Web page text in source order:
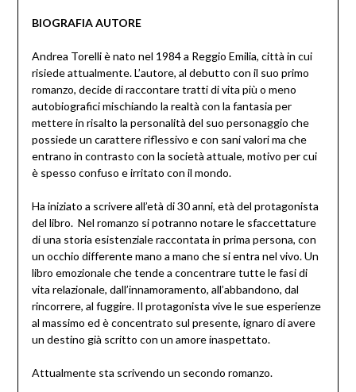
BIOGRAFIA AUTORE
Andrea Torelli è nato nel 1984 a Reggio Emilia, città in cui
risiede attualmente. L’autore, al debutto con il suo primo
romanzo, decide di raccontare tratti di vita più o meno
autobiografici mischiando la realtà con la fantasia per
mettere in risalto la personalità del suo personaggio che
possiede un carattere riflessivo e con sani valori ma che
entrano in contrasto con la società attuale, motivo per cui
è spesso confuso e irritato con il mondo.
Ha iniziato a scrivere all’età di 30 anni, età del protagonista
del libro. Nel romanzo si potranno notare le sfaccettature
di una storia esistenziale raccontata in prima persona, con
un occhio differente mano a mano che si entra nel vivo. Un
libro emozionale che tende a concentrare tutte le fasi di
vita relazionale, dall’innamoramento, all’abbandono, dal
rincorrere, al fuggire. Il protagonista vive le sue esperienze
al massimo ed è concentrato sul presente, ignaro di avere
un destino già scritto con un amore inaspettato.
Attualmente sta scrivendo un secondo romanzo.